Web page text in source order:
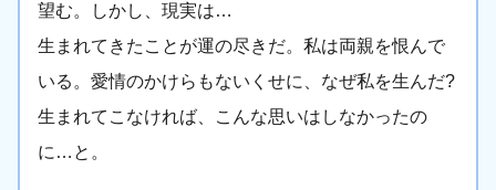
望む。しかし、現実は…
生まれてきたことが運の尽きだ。私は両親を恨んで
いる。愛情のかけらもないくせに、なぜ私を生んだ?
生まれてこなければ、こんな思いはしなかったの
に…と。